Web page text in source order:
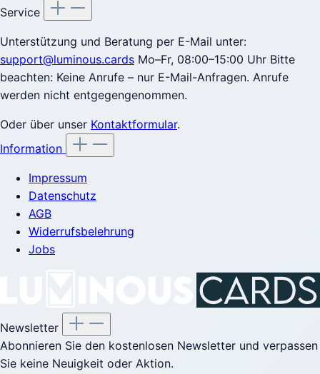
Service
Unterstützung und Beratung per E-Mail unter:
support@luminous.cards Mo–Fr, 08:00–15:00 Uhr Bitte
beachten: Keine Anrufe – nur E-Mail-Anfragen. Anrufe
werden nicht entgegengenommen.
Oder über unser Kontaktformular.
Information
Impressum
Datenschutz
AGB
Widerrufsbelehrung
Jobs
Newsletter
Abonnieren Sie den kostenlosen Newsletter und verpassen
Sie keine Neuigkeit oder Aktion.